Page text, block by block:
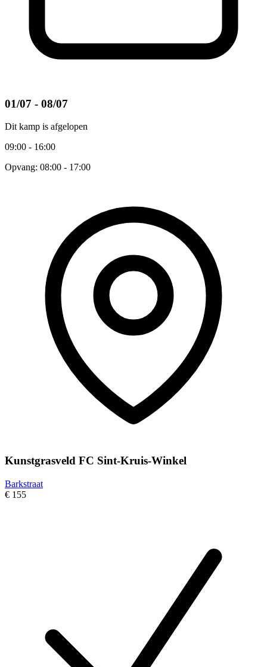
01/07 - 08/07
Dit kamp is afgelopen
09:00 - 16:00
Opvang: 08:00 - 17:00
Kunstgrasveld FC Sint-Kruis-Winkel
Barkstraat
€ 155